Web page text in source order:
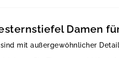
Damen
mit außergewöhnlicher